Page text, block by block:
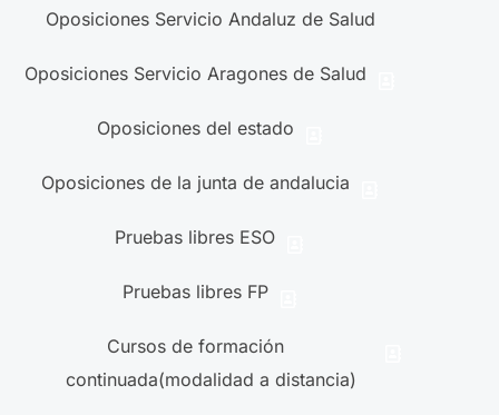
Oposiciones Servicio Andaluz de Salud
Oposiciones Servicio Aragones de Salud
Oposiciones del estado
Oposiciones de la junta de andalucia
Pruebas libres ESO
Pruebas libres FP
Cursos de formación
continuada(modalidad a distancia)